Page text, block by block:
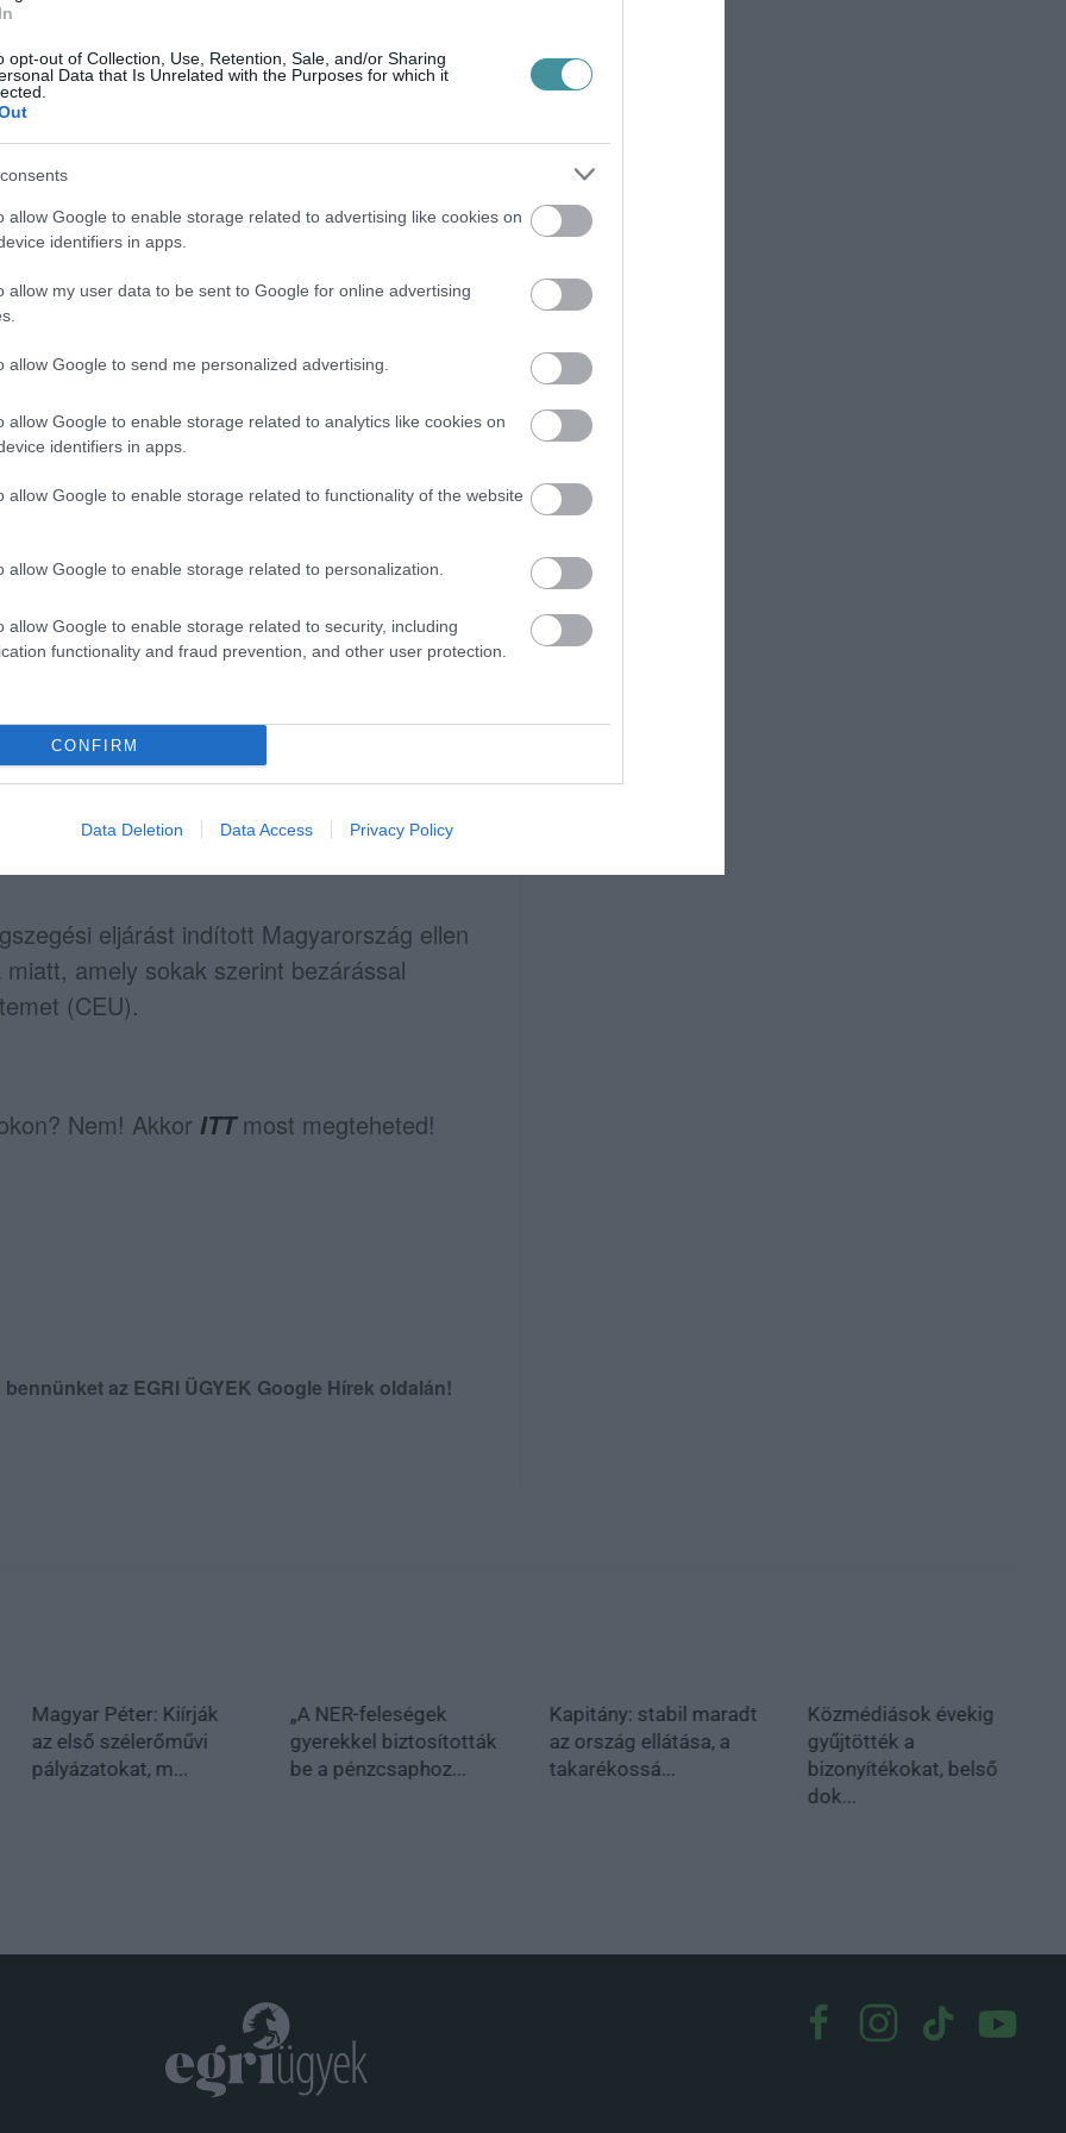
opt-out of Collection, Use, Retention, Sale, and/or Sharing
Data that Is Unrelated with the Purposes for which it
allow Google to enable storage related to advertising like cookies on
identifiers in apps.
allow my user data to be sent to Google for online advertising
allow Google to send me personalized advertising.
allow Google to enable storage related to analytics like cookies on
identifiers in apps.
allow Google to enable storage related to functionality of the website
allow Google to enable storage related to personalization.
allow Google to enable storage related to security, including
functionality and fraud prevention, and other user protection.
CONFIRM
Data Deletion Data Access Privacy Policy
fog eljárni".
Orbán miniszterelnöknek és a
alapvető szabadságjogok korlátozását
Ez az akadémiai szabadságot
Az EPP azt akarja, hogy a CEU
és kezdődjön párbeszéd az Egyesült
elfogadhatatlan a magyar kormány
EU-ellenes retorikája". "Olyan szintet
ami megengedhetetlen" -
nemzeti konzultációja "rendkívül
európai kormányok, köztük a magyar
a magyar emberek képviselői is
"a civil szervezetek szerves részét
eljárást indított Magyarország ellen
amely sokak szerint bezárással
(CEU).
Nem! Akkor ITTmost megteheted!
az EGRI ÜGYEK Google Hírek oldalán!
Magyar Péter: Kiírják
az első szélerőművi
pályázatokat, m...
„A NER-feleségek
gyerekkel biztosították
be a pénzcsaphoz...
Kapitány: stabil maradt
az ország ellátása, a
takarékossá...
Közmédiások évekig
gyűjtötték a
bizonyítékokat, belső
dok...